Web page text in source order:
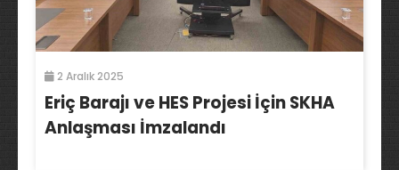
2 Aralık 2025
Eriç Barajı ve HES Projesi İçin SKHA
Anlaşması İmzalandı